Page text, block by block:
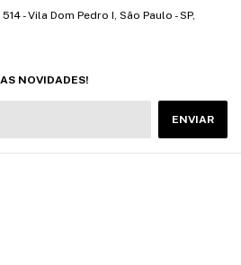
- Vila Dom Pedro I, São Paulo - SP,
NOVIDADES!